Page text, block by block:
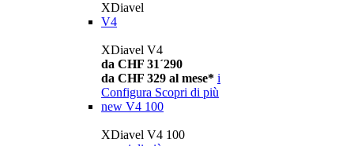
XDiavel
V4
XDiavel V4
da CHF 31´290
da CHF 329 al mese* i
Configura Scopri di più
new V4 100
XDiavel V4 100